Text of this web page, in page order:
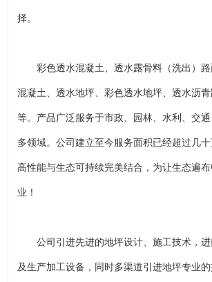
择。
彩色透水混凝土、透水露骨料（洗出）路
混凝土、透水地坪、彩色透水地坪、透水沥
等。产品广泛服务于市政、园林、水利、交
多领域。公司建立至今服务面积已经超过几
高性能与生态可持续完美结合，为让生态遍
业！
公司引进先进的地坪设计、施工技术，进
及生产加工设备，同时多渠道引进地坪专业的